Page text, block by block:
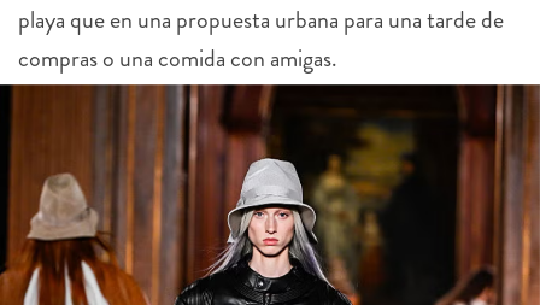
playa que en una propuesta urbana para una tarde de
compras o una comida con amigas.